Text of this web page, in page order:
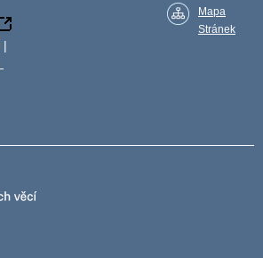
|
Mapa
Stránek